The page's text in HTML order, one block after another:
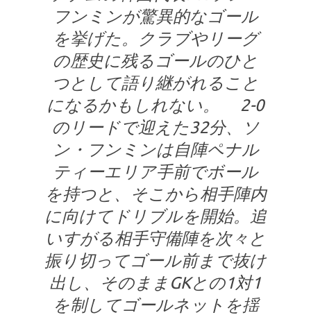
フンミンが驚異的なゴール
を挙げた。クラブやリーグ
の歴史に残るゴールのひと
つとして語り継がれること
になるかもしれない。 2-0
のリードで迎えた32分、ソ
ン・フンミンは自陣ペナル
ティーエリア手前でボール
を持つと、そこから相手陣内
に向けてドリブルを開始。追
いすがる相手守備陣を次々と
振り切ってゴール前まで抜け
出し、そのままGKとの1対1
を制してゴールネットを揺